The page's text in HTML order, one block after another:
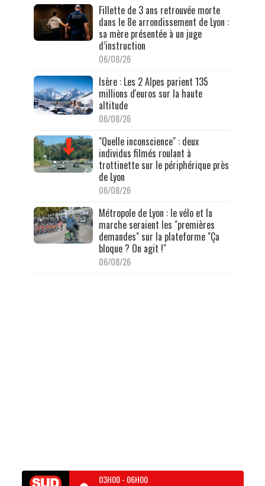
Fillette de 3 ans retrouvée morte
dans le 8e arrondissement de Lyon :
sa mère présentée à un juge
d’instruction
06/08/26
Isère : Les 2 Alpes parient 135
millions d'euros sur la haute
altitude
06/08/26
"Quelle inconscience" : deux
individus filmés roulant à
trottinette sur le périphérique près
de Lyon
06/08/26
Métropole de Lyon : le vélo et la
marche seraient les "premières
demandes" sur la plateforme "Ça
bloque ? On agit !"
06/08/26
03H00- 06H00